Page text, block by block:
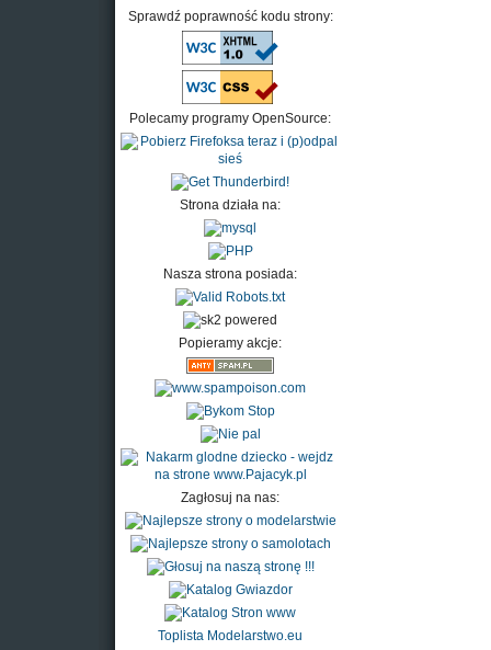
Sprawdź poprawność kodu strony:
Polecamy programy OpenSource:
Strona działa na:
Nasza strona posiada:
Popieramy akcje:
Zagłosuj na nas:
Toplista Modelarstwo.eu